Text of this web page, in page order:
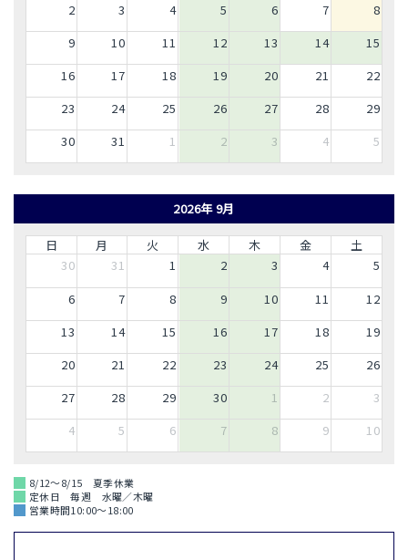
2
3 4 5 6 7
8
9
10 11 12 13 14
15
16
17 18 19 20 21
22
23
24 25 26 27 28
29
30
31 1 2 3 4 5
2026年 9月
日 月 火 水 木 金
土
30
31 1 2 3 4
5
6
7 8 9 10 11
12
13
14 15 16 17 18
19
20
21 22 23 24 25
26
27
28 29 30 1 2
3
4
5 6 7 8 9 10
8/12～8/15 夏季休業
定休日 毎週 水曜／木曜
営業時間10:00～18:00